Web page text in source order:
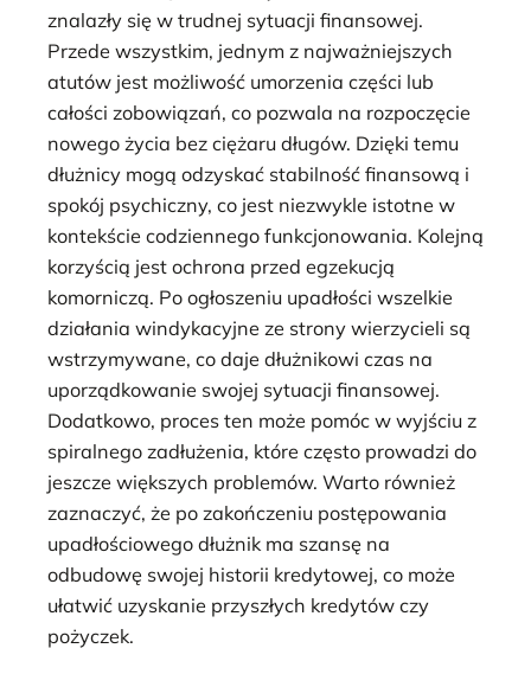
znalazły się w trudnej sytuacji finansowej.
Przede wszystkim, jednym z najważniejszych
atutów jest możliwość umorzenia części lub
całości zobowiązań, co pozwala na rozpoczęcie
nowego życia bez ciężaru długów. Dzięki temu
dłużnicy mogą odzyskać stabilność finansową i
spokój psychiczny, co jest niezwykle istotne w
kontekście codziennego funkcjonowania. Kolejną
korzyścią jest ochrona przed egzekucją
komorniczą. Po ogłoszeniu upadłości wszelkie
działania windykacyjne ze strony wierzycieli są
wstrzymywane, co daje dłużnikowi czas na
uporządkowanie swojej sytuacji finansowej.
Dodatkowo, proces ten może pomóc w wyjściu z
spiralnego zadłużenia, które często prowadzi do
jeszcze większych problemów. Warto również
zaznaczyć, że po zakończeniu postępowania
upadłościowego dłużnik ma szansę na
odbudowę swojej historii kredytowej, co może
ułatwić uzyskanie przyszłych kredytów czy
pożyczek.